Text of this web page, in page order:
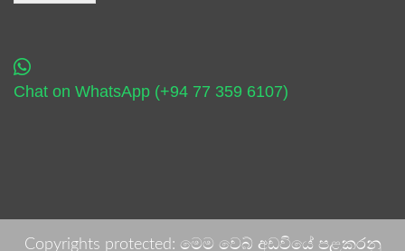
Chat on WhatsApp (+94 77 359 6107)
Copyrights protected: මෙම වෙබ් අඩවියේ පළකරනු